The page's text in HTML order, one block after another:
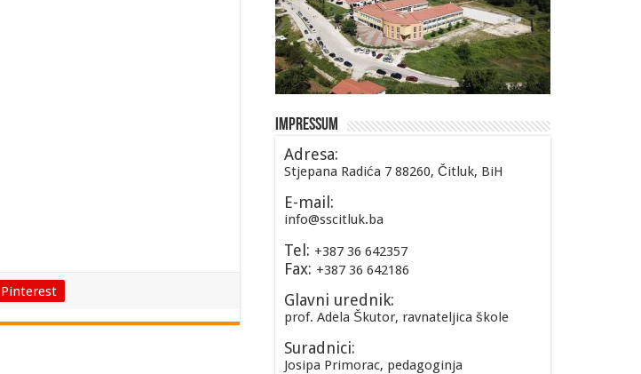
Pinterest
Impressum
Adresa:
Stjepana Radića 7 88260, Čitluk, BiH
E-mail:
info@sscitluk.ba
Tel: +387 36 642357
Fax: +387 36 642186
Glavni urednik:
prof. Adela Škutor, ravnateljica škole
Suradnici:
Josipa Primorac, pedagoginja